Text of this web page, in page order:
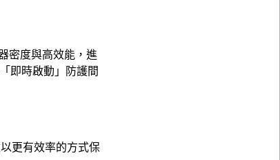
密度與高效能，進
即時啟動」防護間
更有效率的方式保